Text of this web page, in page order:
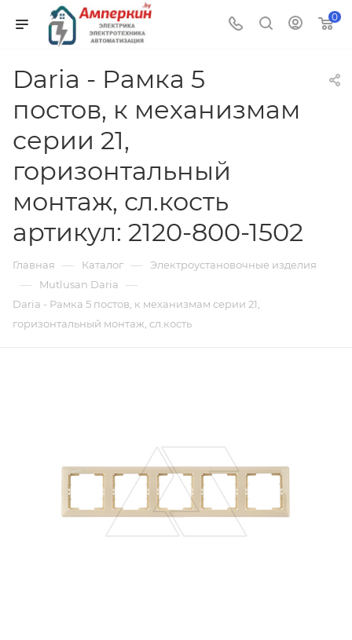
0
Daria - Рамка 5
постов, к механизмам
серии 21,
горизонтальный
монтаж, сл.кость
артикул: 2120-800-1502
Главная — Каталог — Электроустановочные изделия
— Mutlusan Daria —
Daria - Рамка 5 постов, к механизмам серии 21,
горизонтальный монтаж, сл.кость